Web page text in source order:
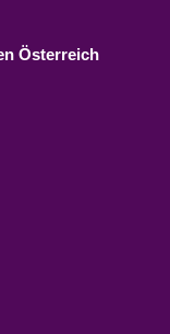
Österreich